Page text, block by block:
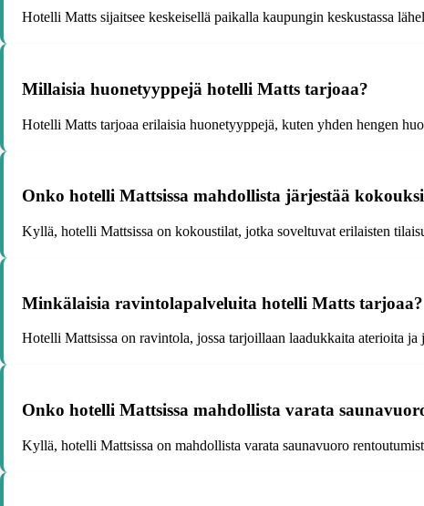
Hotelli Matts sijaitsee keskeisellä paikalla kaupungin keskustassa
Millaisia huonetyyppejä hotelli Matts tarjoaa?
Hotelli Matts tarjoaa erilaisia huonetyyppejä, kuten yhden hengen
Onko hotelli Mattsissa mahdollista järjestää
Kyllä, hotelli Mattsissa on kokoustilat, jotka soveltuvat erilaisten
Minkälaisia ravintolapalveluita hotelli Matts tarjoaa?
Hotelli Mattsissa on ravintola, jossa tarjoillaan laadukkaita aterioita ja
Onko hotelli Mattsissa mahdollista varata
Kyllä, hotelli Mattsissa on mahdollista varata saunavuoro